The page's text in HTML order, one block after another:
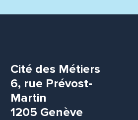
Cité des Métiers
6, rue Prévost-
Martin
1205 Genève